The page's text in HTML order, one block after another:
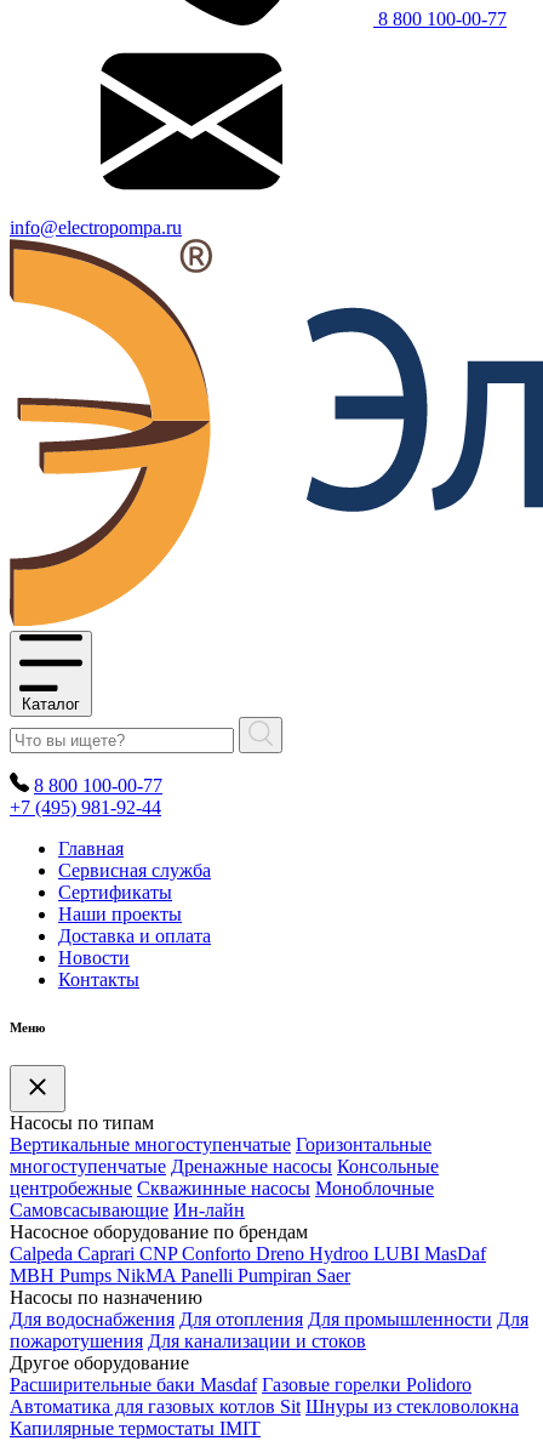
8 800 100-00-77
info@electropompa.ru
Каталог
8 800 100-00-77
+7 (495) 981-92-44
Главная
Сервисная служба
Сертификаты
Наши проекты
Доставка и оплата
Новости
Контакты
Меню
Насосы по типам
Вертикальные многоступенчатые Горизонтальные
многоступенчатые Дренажные насосы Консольные
центробежные Скважинные насосы Моноблочные
Самовсасывающие Ин-лайн
Насосное оборудование по брендам
Calpeda Caprari CNP Conforto Dreno Hydroo LUBI MasDaf
MBH Pumps NikMA Panelli Pumpiran Saer
Насосы по назначению
Для водоснабжения Для отопления Для промышленности Для
пожаротушения Для канализации и стоков
Другое оборудование
Расширительные баки Masdaf Газовые горелки Polidoro
Автоматика для газовых котлов Sit Шнуры из стекловолокна
Капилярные термостаты IMIT